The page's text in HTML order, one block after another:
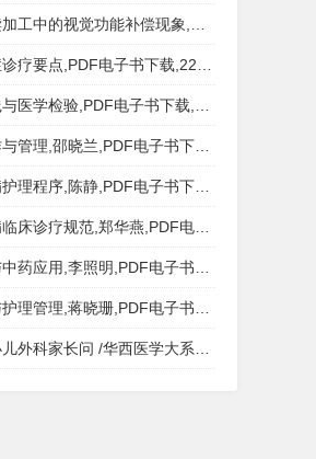
觉功能补偿现象,秦钊,PDF电子书下载,网盘资源
点,PDF电子书下载,223MB,网盘资源
检验,PDF电子书下载,193MB,网盘资源
邵晓兰,PDF电子书下载,242MB,网盘资源
,陈静,PDF电子书下载,185MB,网盘资源
范,郑华燕,PDF电子书下载,188MB,网盘资源
,李照明,PDF电子书下载,202MB,网盘资源
,蒋晓珊,PDF电子书下载,223MB,网盘资源
问 /华西医学大系?医学科普,PDF电子书网盘下载